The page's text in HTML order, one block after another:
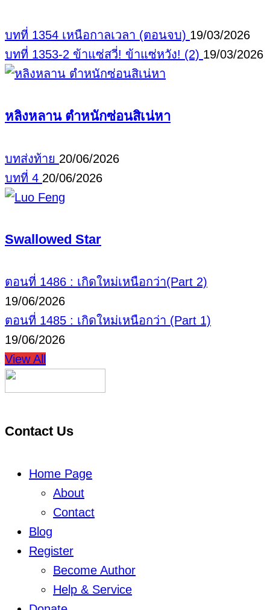
บทที่ 1354 เหนือกาลเวลา (ตอนจบ) 19/03/2026
บทที่ 1353-2 ข้าแซ่สวี่! ข้าแซ่หวัง! (2) 19/03/2026
หลิงหลาน ตำหนักซ่อนสิเน่หา
บทส่งท้าย 20/06/2026
บทที่ 4 20/06/2026
Swallowed Star
ตอนที่ 1486 : เกิดใหม่เหนือกว่า(Part 2)
19/06/2026
ตอนที่ 1485 : เกิดใหม่เหนือกว่า (Part 1)
19/06/2026
View All
Contact Us
Home Page
About
Contact
Blog
Register
Become Author
Help & Service